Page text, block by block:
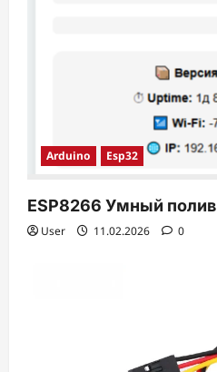
Arduino Esp32
ESP8266 Умный полив
User 11.02.2026 0